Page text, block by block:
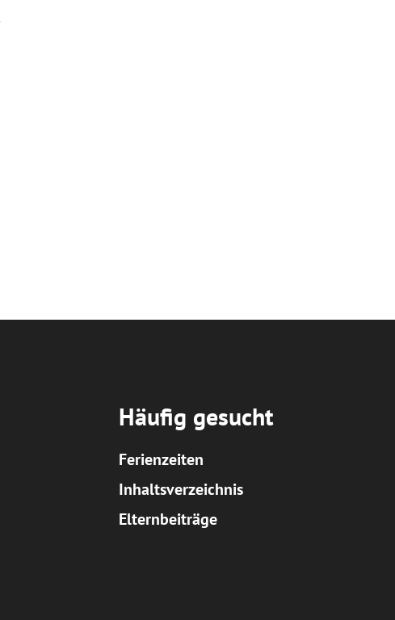
Häufig gesucht
Ferienzeiten
Inhaltsverzeichnis
Elternbeiträge